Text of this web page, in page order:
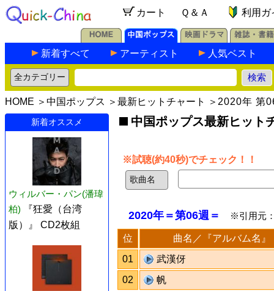
カート Ｑ＆Ａ 利用ガ
新着すべて アーティスト 人気ベスト
HOME ＞ 中国ポップス ＞ 最新ヒットチャート ＞ 2020年 第
新着オススメ
ウィルバー・パン(潘瑋
柏)
『狂愛（台湾
版）』 CD2枚組
中国ポップス最新ヒット
※試聴(約40秒)でチェック！！
2020年＝第06週＝ ※引用元
位
曲名／『アルバム名』
01
武漢伢
02
帆